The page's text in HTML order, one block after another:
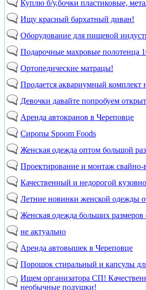
Куплю б/у,бочки пластиковые,
Ищу красный бархатный диван!
Оборудование для пищевой
Подарочные махровые полотенца
Ортопедические матрацы!
Продается аквариумный комплект
Девочки давайте попробуем
Аренда автокранов в Череповце
Сиропы Spoom Foods
Женская одежда оптом большой
Проектирование и монтаж
Качественный и недорогой
Летние новинки женской одежды
Женская одежда больших размеров
не актуально
Аренда автовышек в Череповце
Порошок стиральный и капсулы
Ищем организатора СП!
необычные подушки!